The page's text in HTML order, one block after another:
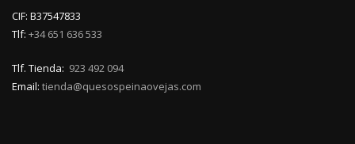
CIF: B37547833
Tlf: +34 651 636 533
Tlf. Tienda: 923 492 094
Email: tienda@quesospeinaovejas.com